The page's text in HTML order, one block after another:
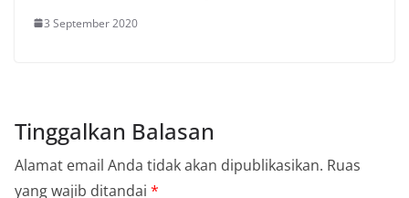
3 September 2020
Tinggalkan Balasan
Alamat email Anda tidak akan dipublikasikan. Ruas
yang wajib ditandai *